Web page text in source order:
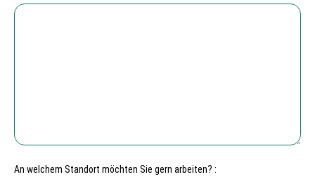
An welchem Standort möchten Sie gern arbeiten? :